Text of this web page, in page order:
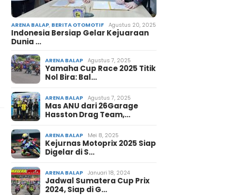
ARENA BALAP, BERITA OTOMOTIF Agustus 20, 2025
Indonesia Bersiap Gelar Kejuaraan
Dunia …
ARENA BALAP Agustus 7, 2025
Yamaha Cup Race 2025 Titik
Nol Bira: Bal…
ARENA BALAP Agustus 7, 2025
Mas ANU dari 26Garage
Hasston Drag Team,…
ARENA BALAP Mei 8, 2025
Kejurnas Motoprix 2025 Siap
Digelar di S…
ARENA BALAP Januari 18, 2024
Jadwal Sumatera Cup Prix
2024, Siap di G…